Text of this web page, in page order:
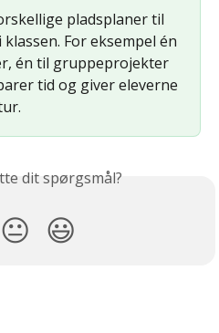
pladsplaner til
For eksempel én
én til gruppeprojekter
tid og giver eleverne
dit spørgsmål?
😐 😃